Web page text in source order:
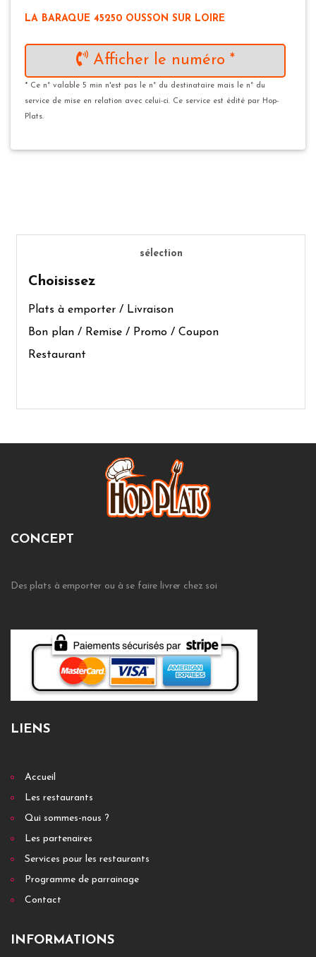
LA BARAQUE 45250 OUSSON SUR LOIRE
Afficher le numéro *
* Ce n° valable 5 min n'est pas le n° du destinataire mais le n° du
service de mise en relation avec celui-ci. Ce service est édité par Hop-
Plats.
sélection
Choisissez
Plats à emporter / Livraison
Bon plan / Remise / Promo / Coupon
Restaurant
CONCEPT
Des plats à emporter ou à se faire livrer chez soi
LIENS
Accueil
Les restaurants
Qui sommes-nous ?
Les partenaires
Services pour les restaurants
Programme de parrainage
Contact
INFORMATIONS